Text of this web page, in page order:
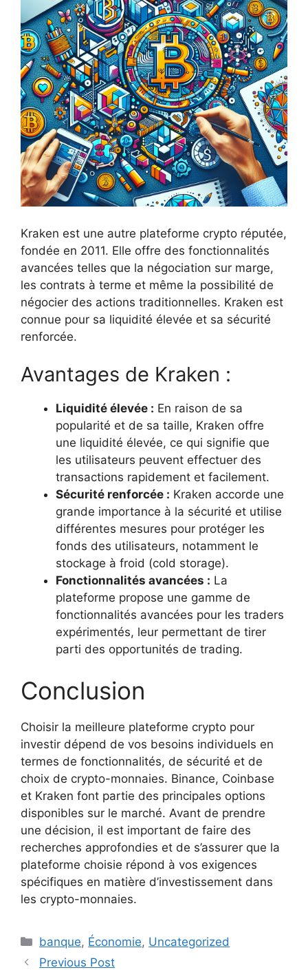
Kraken est une autre plateforme crypto réputée,
fondée en 2011. Elle offre des fonctionnalités
avancées telles que la négociation sur marge,
les contrats à terme et même la possibilité de
négocier des actions traditionnelles. Kraken est
connue pour sa liquidité élevée et sa sécurité
renforcée.
Avantages de Kraken :
Liquidité élevée : En raison de sa
popularité et de sa taille, Kraken offre
une liquidité élevée, ce qui signifie que
les utilisateurs peuvent effectuer des
transactions rapidement et facilement.
Sécurité renforcée : Kraken accorde une
grande importance à la sécurité et utilise
différentes mesures pour protéger les
fonds des utilisateurs, notamment le
stockage à froid (cold storage).
Fonctionnalités avancées : La
plateforme propose une gamme de
fonctionnalités avancées pour les traders
expérimentés, leur permettant de tirer
parti des opportunités de trading.
Conclusion
Choisir la meilleure plateforme crypto pour
investir dépend de vos besoins individuels en
termes de fonctionnalités, de sécurité et de
choix de crypto-monnaies. Binance, Coinbase
et Kraken font partie des principales options
disponibles sur le marché. Avant de prendre
une décision, il est important de faire des
recherches approfondies et de s’assurer que la
plateforme choisie répond à vos exigences
spécifiques en matière d’investissement dans
les crypto-monnaies.
Categories
banque, Économie, Uncategorized
Previous Post